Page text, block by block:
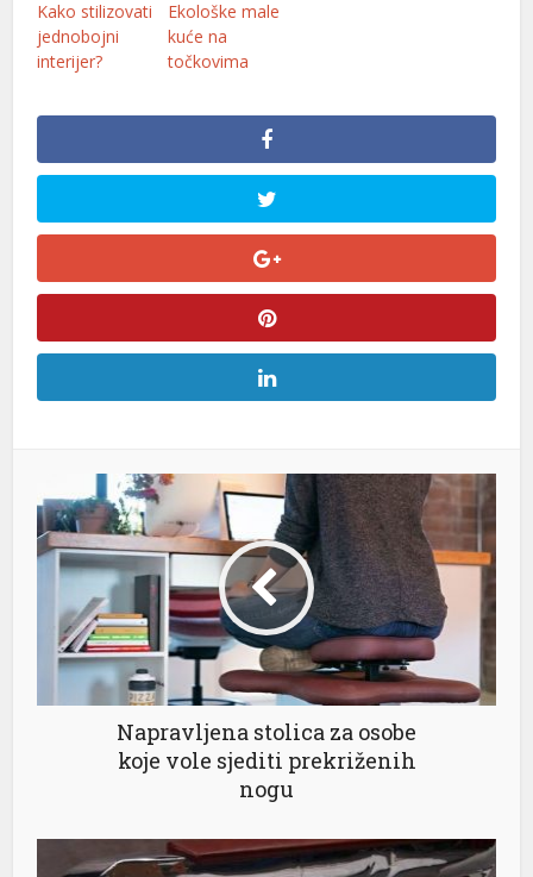
Kako stilizovati
jednobojni
interijer?
Ekološke male
kuće na
točkovima
Napravljena stolica za osobe
koje vole sjediti prekriženih
nogu